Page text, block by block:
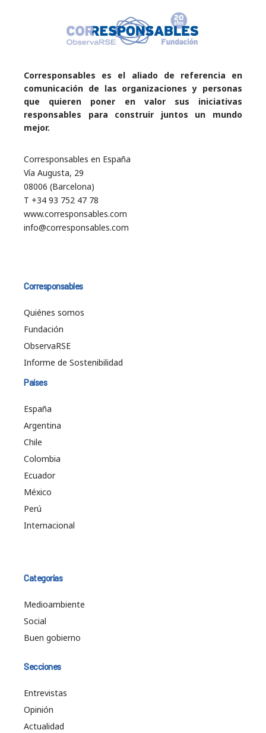
Corresponsables es el aliado de referencia en
comunicación de las organizaciones y personas
que quieren poner en valor sus iniciativas
responsables para construir juntos un mundo
mejor.
Corresponsables en España
Vía Augusta, 29
08006 (Barcelona)
T +34 93 752 47 78
www.corresponsables.com
info@corresponsables.com
Corresponsables
Quiénes somos
Fundación
ObservaRSE
Informe de Sostenibilidad
Países
España
Argentina
Chile
Colombia
Ecuador
México
Perú
Internacional
Categorías
Medioambiente
Social
Buen gobierno
Secciones
Entrevistas
Opinión
Actualidad